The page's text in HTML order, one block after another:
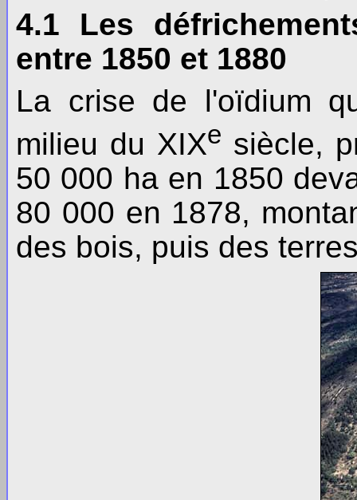
4.1 Les
entre 1850 et 1880
La crise de l'oïdium
milieu du XIXe siècle,
50 000 ha en 1850
80 000 en 1878,
des bois, puis des